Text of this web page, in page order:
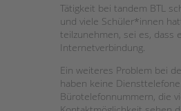
Tätigkeit bei tandem BTL
und viele Schüler*innen
teilzunehmen, sei es, dass
Internetverbindung.
Ein weiteres Problem bei
haben keine
Bürotelefonnummern, die